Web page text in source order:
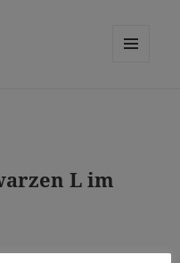
L im